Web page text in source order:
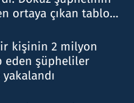
ortaya çıkan tablo
kişinin 2 milyon
eden şüpheliler
yakalandı